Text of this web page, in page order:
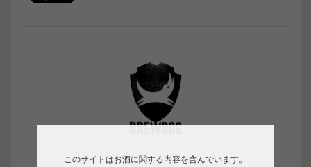
このサイトはお酒に関する内容を含んでいます。